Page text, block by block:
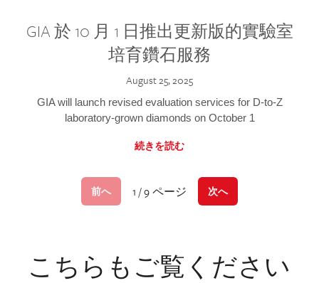
GIA 於 10 月 1 日推出更新版的實驗室
培育鑽石服務
August 25, 2025
GIA will launch revised evaluation services for D-to-Z
laboratory-grown diamonds on October 1
続きを読む
前へ 1 / 9 ページ 次へ
こちらもご覧ください